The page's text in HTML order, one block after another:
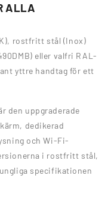
ALLA
rostfritt stål (Inox)
eller valfri RAL-
yttre handtag för ett
den uppgraderade
dedikerad
och Wi-Fi-
i rostfritt stål,
specifikationen